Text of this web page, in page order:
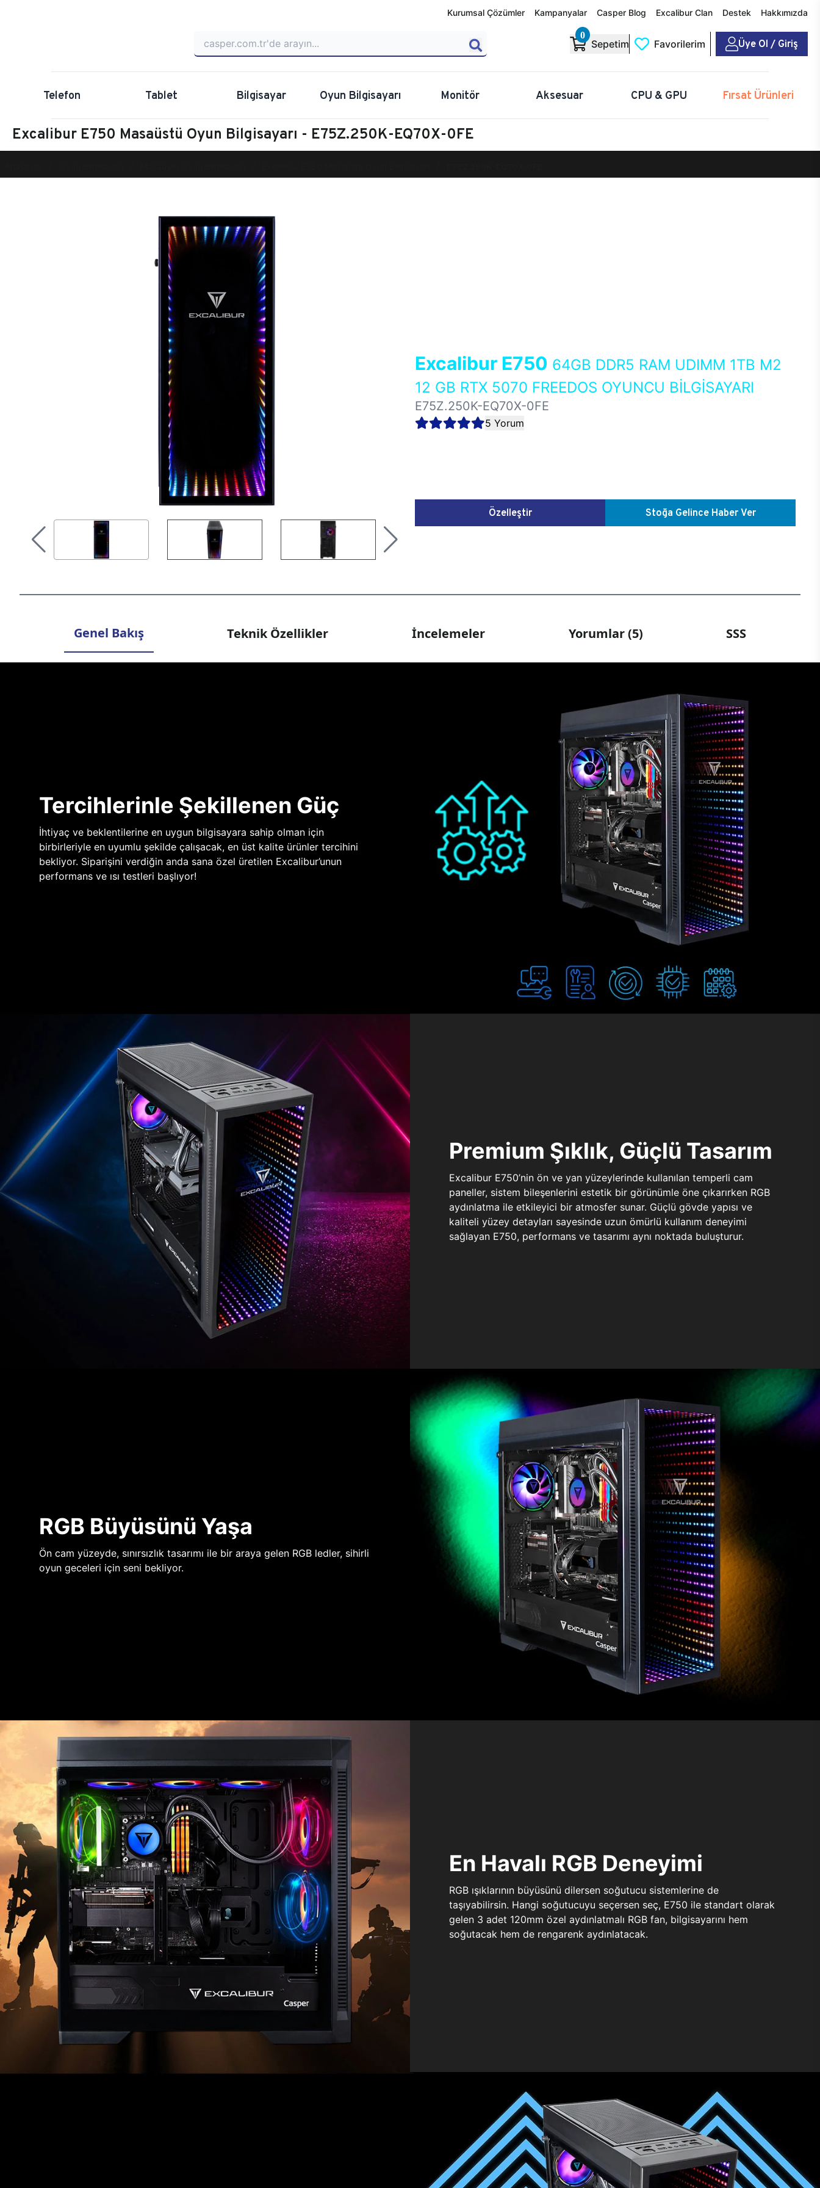
Kurumsal Çözümler Kampanyalar Casper Blog Excalibur Clan Destek Hakkımızda
0
Sepetim Favorilerim Üye Ol / Giriş
Telefon Tablet Bilgisayar Oyun Bilgisayarı Monitör Aksesuar CPU & GPU Fırsat Ürünleri
Excalibur E750 Masaüstü Oyun Bilgisayarı - E75Z.250K-EQ70X-0FE
Excalibur E750 64GB DDR5 RAM UDIMM 1TB M2
12 GB RTX 5070 FREEDOS OYUNCU BİLGİSAYARI
E75Z.250K-EQ70X-0FE
5 Yorum
Özelleştir Stoğa Gelince Haber Ver
Genel Bakış Teknik Özellikler İncelemeler Yorumlar (5) SSS
Tercihlerinle Şekillenen Güç
İhtiyaç ve beklentilerine en uygun bilgisayara sahip olman için
birbirleriyle en uyumlu şekilde çalışacak, en üst kalite ürünler tercihini
bekliyor. Siparişini verdiğin anda sana özel üretilen Excalibur’unun
performans ve ısı testleri başlıyor!
Premium Şıklık, Güçlü Tasarım
Excalibur E750’nin ön ve yan yüzeylerinde kullanılan temperli cam
paneller, sistem bileşenlerini estetik bir görünümle öne çıkarırken RGB
aydınlatma ile etkileyici bir atmosfer sunar. Güçlü gövde yapısı ve
kaliteli yüzey detayları sayesinde uzun ömürlü kullanım deneyimi
sağlayan E750, performans ve tasarımı aynı noktada buluşturur.
RGB Büyüsünü Yaşa
Ön cam yüzeyde, sınırsızlık tasarımı ile bir araya gelen RGB ledler, sihirli
oyun geceleri için seni bekliyor.
En Havalı RGB Deneyimi
RGB ışıklarının büyüsünü dilersen soğutucu sistemlerine de
taşıyabilirsin. Hangi soğutucuyu seçersen seç, E750 ile standart olarak
gelen 3 adet 120mm özel aydınlatmalı RGB fan, bilgisayarını hem
soğutacak hem de rengarenk aydınlatacak.